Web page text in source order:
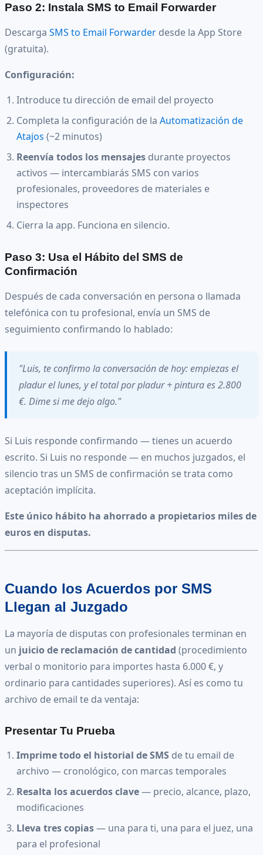
Paso 2: Instala SMS to Email Forwarder
Descarga SMS to Email Forwarder desde la App Store
(gratuita).
Configuración:
Introduce tu dirección de email del proyecto
Completa la configuración de la Automatización de
Atajos (~2 minutos)
Reenvía todos los mensajes durante proyectos
activos — intercambiarás SMS con varios
profesionales, proveedores de materiales e
inspectores
Cierra la app. Funciona en silencio.
Paso 3: Usa el Hábito del SMS de
Confirmación
Después de cada conversación en persona o llamada
telefónica con tu profesional, envía un SMS de
seguimiento confirmando lo hablado:
"Luis, te confirmo la conversación de hoy: empiezas el
pladur el lunes, y el total por pladur + pintura es 2.800
€. Dime si me dejo algo."
Si Luis responde confirmando — tienes un acuerdo
escrito. Si Luis no responde — en muchos juzgados, el
silencio tras un SMS de confirmación se trata como
aceptación implícita.
Este único hábito ha ahorrado a propietarios miles de
euros en disputas.
Cuando los Acuerdos por SMS
Llegan al Juzgado
La mayoría de disputas con profesionales terminan en
un juicio de reclamación de cantidad (procedimiento
verbal o monitorio para importes hasta 6.000 €, y
ordinario para cantidades superiores). Así es como tu
archivo de email te da ventaja:
Presentar Tu Prueba
Imprime todo el historial de SMS de tu email de
archivo — cronológico, con marcas temporales
Resalta los acuerdos clave— precio, alcance, plazo,
modificaciones
Lleva tres copias— una para ti, una para el juez, una
para el profesional